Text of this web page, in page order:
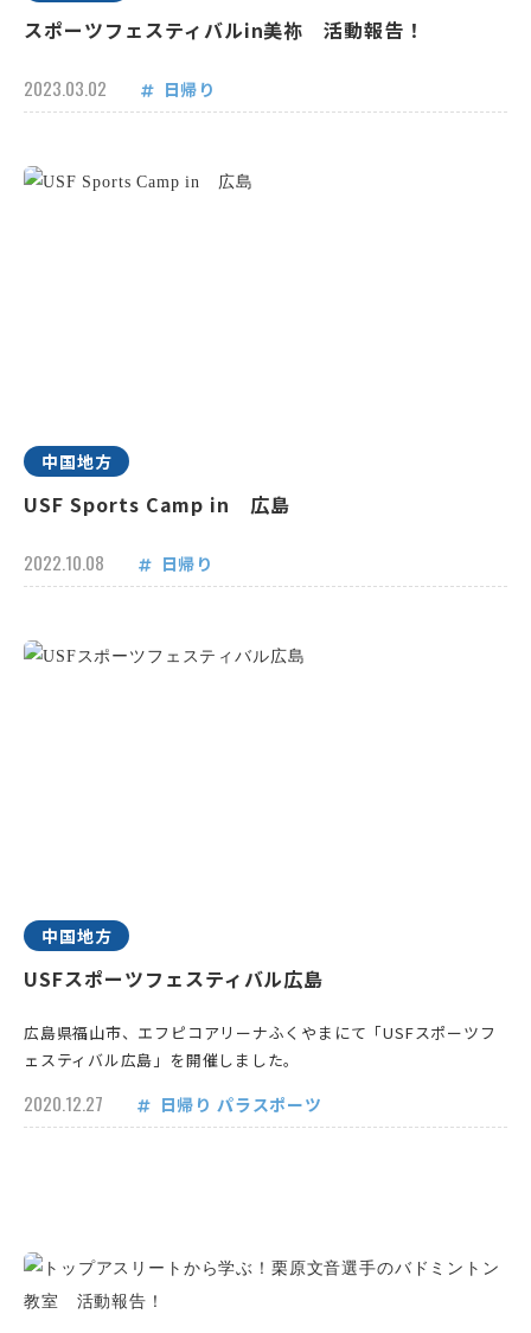
スポーツフェスティバルin美祢 活動報告！
2023.03.02 日帰り
中国地方
USF Sports Camp in 広島
2022.10.08 日帰り
中国地方
USFスポーツフェスティバル広島
広島県福山市、エフピコアリーナふくやまにて「USFスポーツフ
ェスティバル広島」を開催しました。
2020.12.27 日帰り パラスポーツ